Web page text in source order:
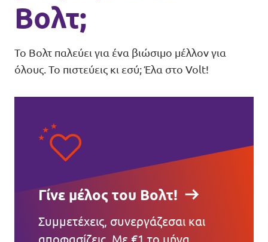
Βολτ;
Το Βολτ παλεύει για ένα βιώσιμο μέλλον για
όλους. Το πιστεύεις κι εσύ; Έλα στο Volt!
Γίνε μέλος του Βολτ!
Συμμετέχεις, συνεργάζεσαι και